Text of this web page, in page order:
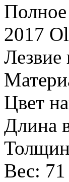
2017
Цвет
Длина
Вес: 71